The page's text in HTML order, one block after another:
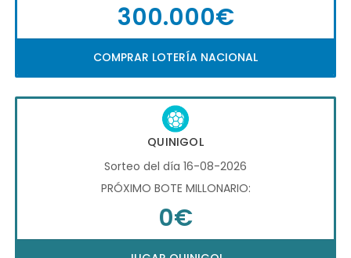
300.000€
COMPRAR LOTERÍA NACIONAL
QUINIGOL
Sorteo del día 16-08-2026
PRÓXIMO BOTE MILLONARIO:
0€